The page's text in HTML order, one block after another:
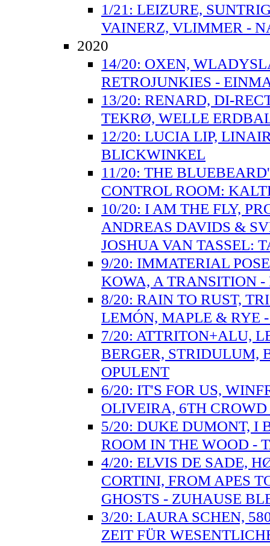
1/21: LEIZURE,
VAINERZ, VLIMMER -
2020
14/20: OXEN,
RETROJUNKIES -
13/20: RENARD, DI-
TEKRØ, WELLE
12/20: LUCIA LIP,
BLICKWINKEL
11/20: THE
CONTROL ROOM:
10/20: I AM THE FLY,
ANDREAS DAVIDS &
JOSHUA VAN TASSEL:
9/20: IMMATERIAL
KOWA, A TRANSITION -
8/20: RAIN TO RUST,
LEMÓN, MAPLE & RYE
7/20: ATTRITON+ALU,
BERGER, STRIDULUM,
OPULENT
6/20: IT'S FOR US,
OLIVEIRA, 6TH
5/20: DUKE DUMONT, I
ROOM IN THE WOOD -
4/20: ELVIS DE SADE,
CORTINI, FROM APES
GHOSTS - ZUHAUSE
3/20: LAURA SCHEN,
ZEIT FÜR